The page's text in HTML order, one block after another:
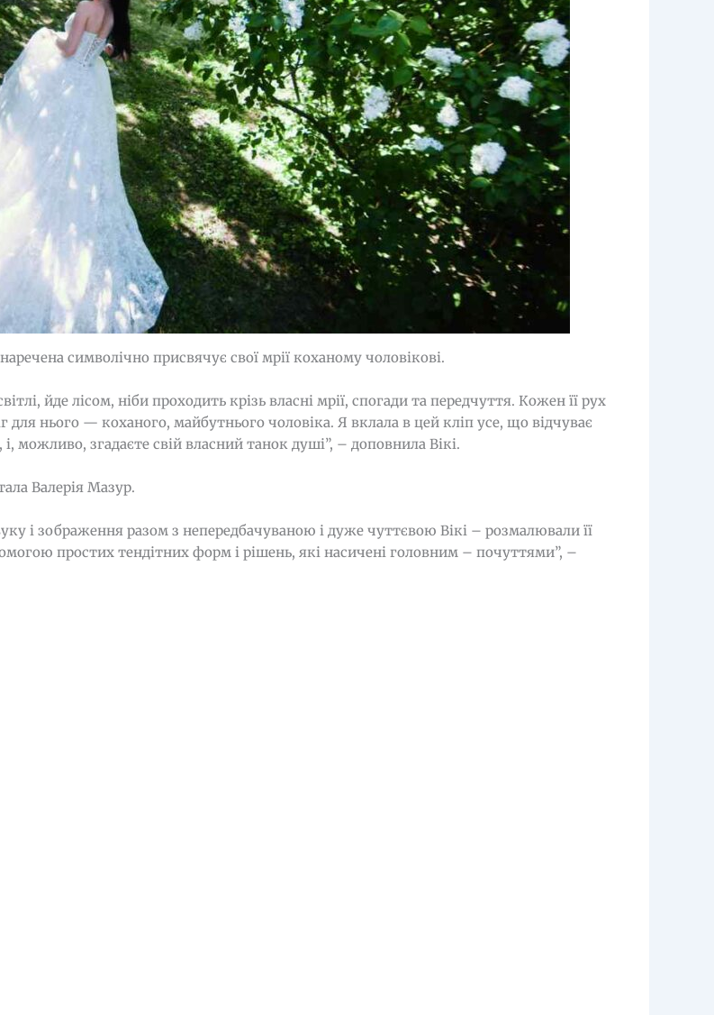
символічно присвячує свої мрії коханому чоловікові.
йде лісом, ніби проходить крізь власні мрії, спогади та передчуття. Кожен її рух
для нього — коханого, майбутнього чоловіка. Я вклала в цей кліп усе, що відчуває
можливо, згадаєте свій власний танок душі”, – доповнила Вікі.
Валерія Мазур.
і зображення разом з непередбачуваною і дуже чуттєвою Вікі – розмалювали її
простих тендітних форм і рішень, які насичені головним – почуттями”, –